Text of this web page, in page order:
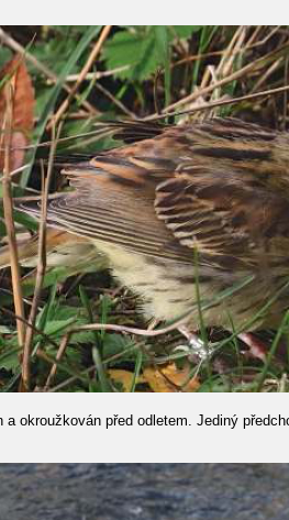
okroužkován před odletem. Jediný